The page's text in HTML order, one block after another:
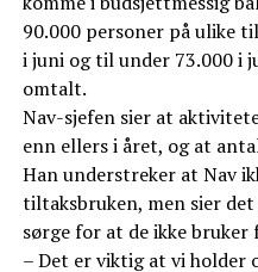
90.000 personer på ulike
i juni og til under 73.000 i
omtalt.
Nav-sjefen sier at
enn ellers i året, og at
Han understreker at Nav
tiltaksbruken, men sier
sørge for at de ikke bruker
– Det er viktig at vi holder